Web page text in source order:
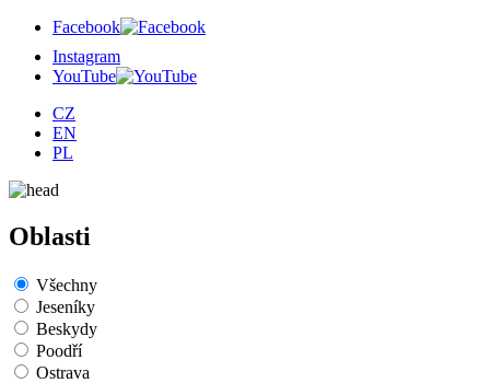
Facebook
Instagram
YouTube
CZ
EN
PL
Oblasti
Všechny
Jeseníky
Beskydy
Poodří
Ostrava